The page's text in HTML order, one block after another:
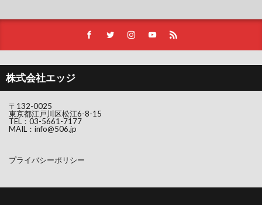
株式会社エッジ
〒132-0025
東京都江戸川区松江6-8-15
TEL： 03-5661-7177
MAIL： info@506.jp
プライバシーポリシー